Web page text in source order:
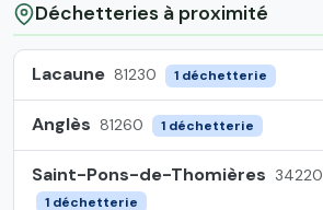
Déchetteries à proximité
Lacaune 81230 1 déchetterie
Anglès 81260 1 déchetterie
Saint-Pons-de-Thomières 34220
1 déchetterie